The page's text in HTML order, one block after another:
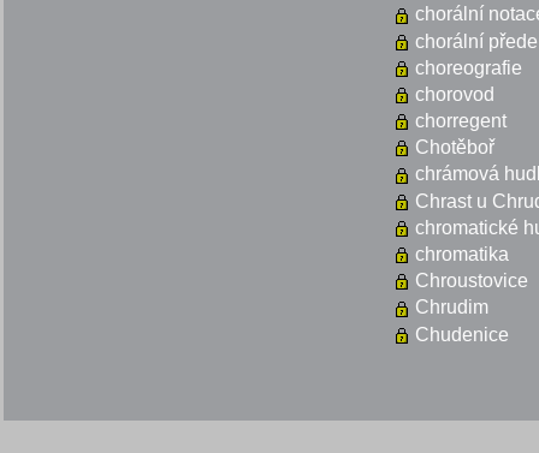
chorální
chorální
choreografie
chorovod
chorregent
Chotěboř
chrámová
Chrast u
chromatické
chromatika
Chroustovice
Chrudim
Chudenice